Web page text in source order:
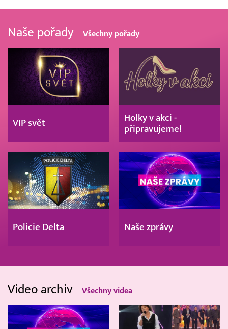
Naše pořady Všechny pořady
VIP svět
Holky v akci -
připravujeme!
Policie Delta Naše zprávy
Video archiv Všechny videa